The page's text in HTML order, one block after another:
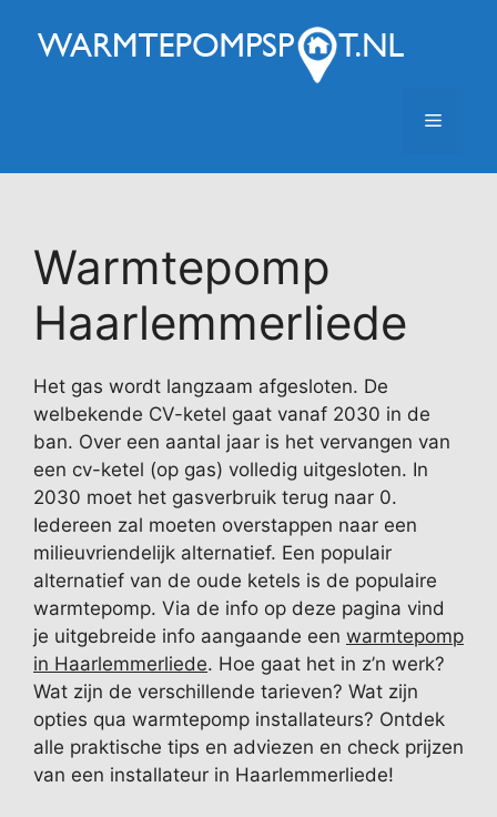
naar
Menu
Warmtepomp
Haarlemmerliede
Het gas wordt langzaam afgesloten. De
welbekende CV-ketel gaat vanaf 2030 in de
ban. Over een aantal jaar is het vervangen van
een cv-ketel (op gas) volledig uitgesloten. In
2030 moet het gasverbruik terug naar 0.
Iedereen zal moeten overstappen naar een
milieuvriendelijk alternatief. Een populair
alternatief van de oude ketels is de populaire
warmtepomp. Via de info op deze pagina vind
je uitgebreide info aangaande een warmtepomp
in Haarlemmerliede. Hoe gaat het in z’n werk?
Wat zijn de verschillende tarieven? Wat zijn
opties qua warmtepomp installateurs? Ontdek
alle praktische tips en adviezen en check prijzen
van een installateur in Haarlemmerliede!